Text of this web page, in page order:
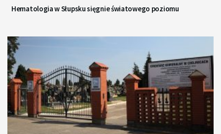
Hematologia w Słupsku sięgnie światowego poziomu